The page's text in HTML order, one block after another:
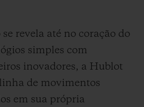
revela até no coração do
simples com
inovadores, a Hublot
de movimentos
em sua própria